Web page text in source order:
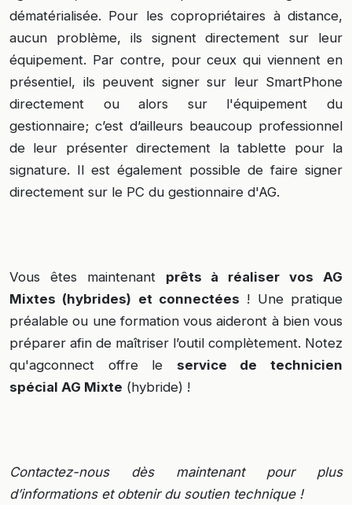
dématérialisée. Pour les copropriétaires à distance,
aucun problème, ils signent directement sur leur
équipement. Par contre, pour ceux qui viennent en
présentiel, ils peuvent signer sur leur SmartPhone
directement ou alors sur l'équipement du
gestionnaire; c’est d’ailleurs beaucoup professionnel
de leur présenter directement la tablette pour la
signature. Il est également possible de faire signer
directement sur le PC du gestionnaire d'AG.
Vous êtes maintenant prêts à réaliser vos AG
Mixtes (hybrides) et connectées ! Une pratique
préalable ou une formation vous aideront à bien vous
préparer afin de maîtriser l’outil complètement. Notez
qu'agconnect offre le service de technicien
spécial AG Mixte (hybride) !
Contactez-nous dès maintenant pour plus
d’informations et obtenir du soutien technique !